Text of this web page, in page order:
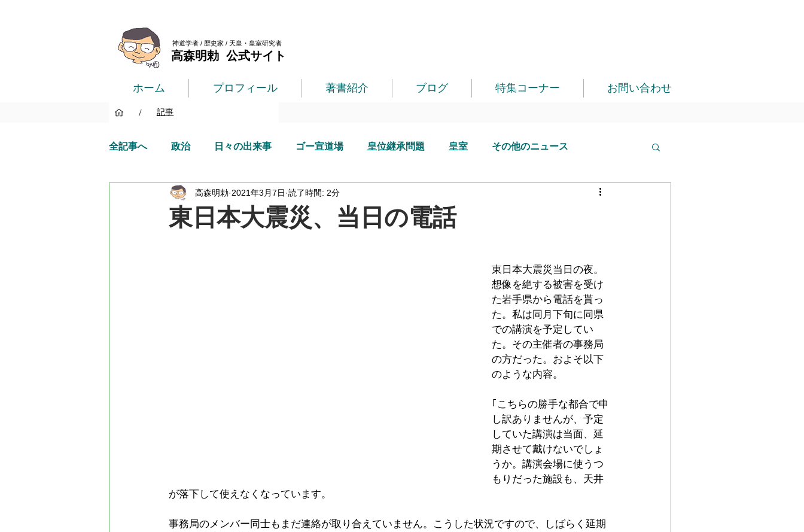
神道学者 / 歴史家 / 天皇・皇室研究者
高森明勅 公式サイト
ホーム プロフィール 著書紹介 ブログ 特集コーナー お問い合わせ
/ 記事
全記事へ 政治 日々の出来事 ゴー宣道場 皇位継承問題 皇室 その他のニュース
東日本大震災、当日の電話
高森明勅 2021年3月7日 読了時間: 2分
東日本大震災当日の夜。
想像を絶する被害を受け
た岩手県から電話を貰っ
た。私は同月下旬に同県
での講演を予定してい
た。その主催者の事務局
の方だった。およそ以下
のような内容。
｢こちらの勝手な都合で申
し訳ありませんが、予定
していた講演は当面、延
期させて戴けないでしょ
うか。講演会場に使うつ
もりだった施設も、天井
が落下して使えなくなっています。
事務局のメンバー同士もまだ連絡が取り合えていません。こうした状況ですので、しばらく延期